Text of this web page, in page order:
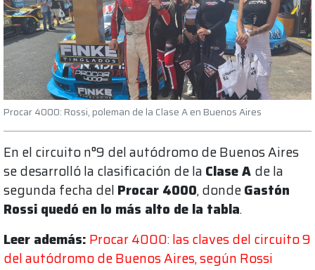
Procar 4000: Rossi, poleman de la Clase A en Buenos Aires
En el circuito n°9 del autódromo de Buenos Aires
se desarrolló la clasificación de la Clase A de la
segunda fecha del Procar 4000, dondeGastón
Rossi quedó en lo más alto de la tabla.
Leer además: Procar 4000: las claves del circuito 9
del autódromo de Buenos Aires, según Rossi